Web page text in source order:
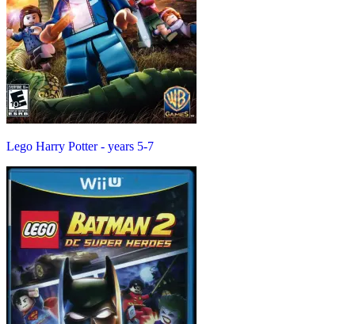
Lego Harry Potter - years 5-7